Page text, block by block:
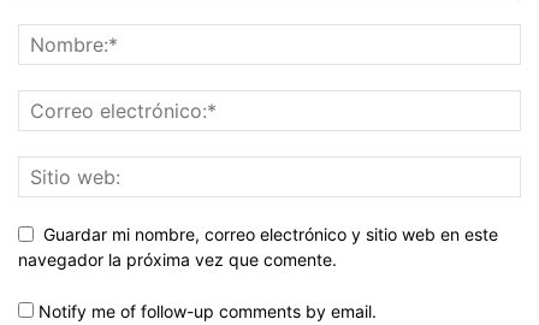
Guardar mi nombre, correo electrónico y sitio web en este
navegador la próxima vez que comente.
Notify me of follow-up comments by email.